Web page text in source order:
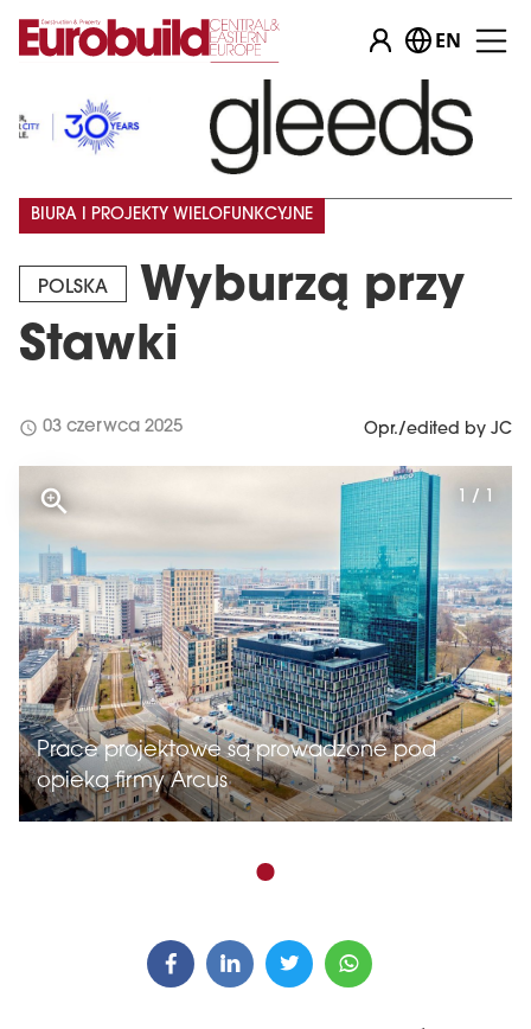
EN
POLSKA
Wyburzą przy
Stawki
BIURA I PROJEKTY WIELOFUNKCYJNE
schedule 03 czerwca 2025 Opr./edited by JC
Prace projektowe są prowadzone pod
opieką firmy Arcus
1 / 1